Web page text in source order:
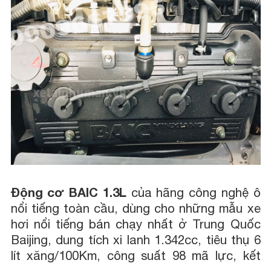
Động cơ BAIC 1.3Lcủa hãng công nghệ ô
nổi tiếng toàn cầu, dùng cho những mẫu xe
hơi nổi tiếng bán chạy nhất ở Trung Quốc
Baijing, dung tích xi lanh 1.342cc, tiêu thụ 6
lít xăng/100Km, công suất 98 mã lực, kết